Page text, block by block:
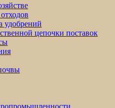
удобрений
цепочки поставок